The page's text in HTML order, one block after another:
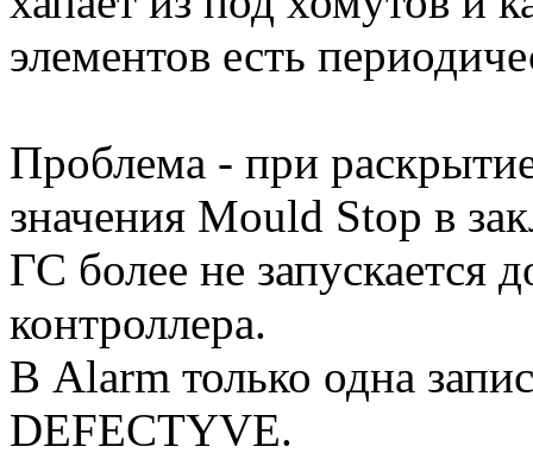
элементов есть
Проблема - при
значения Mould Stop в
ГС более не запускается
контроллера.
В Alarm только одна
DEFECTYVE.